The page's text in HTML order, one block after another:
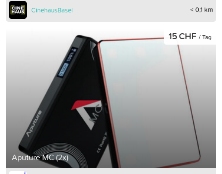
CinehausBasel < 0,1 km
Aputure MC (2x)
15 CHF / Tag